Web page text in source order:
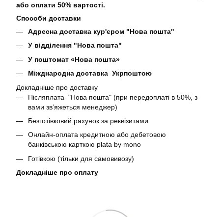
або оплати 50% вартості.
Способи доставки
Адресна доставка кур'єром "Нова пошта"
У відділення "Нова пошта"
У поштомат «Нова пошта»
Міжднародна доставка Укрпоштою
Докладніше про доставку
Післяплата "Нова пошта" (при передоплаті в 50%, з
вами звʼяжеться менеджер)
Безготівковий рахунок за реквізитами
Онлайн-оплата кредитною або дебетовою
банківською карткою plata by mono
Готівкою (тільки для самовивозу)
Докладніше про оплату